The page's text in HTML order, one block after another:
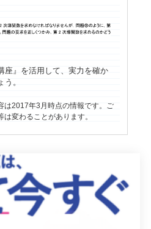
座』を活用して、実力を確か
。
は2017年3月時点の情報です。ご
変わることがあります。